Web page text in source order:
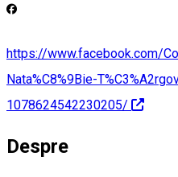
https://www.facebook.com/
Nata%C8%9Bie-
1078624542230205/
Despre